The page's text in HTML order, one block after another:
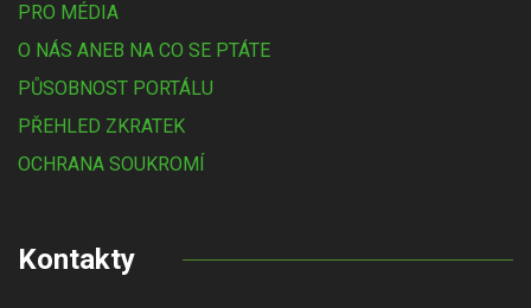
PRO MÉDIA
O NÁS ANEB NA CO SE PTÁTE
PŮSOBNOST PORTÁLU
PŘEHLED ZKRATEK
OCHRANA SOUKROMÍ
Kontakty